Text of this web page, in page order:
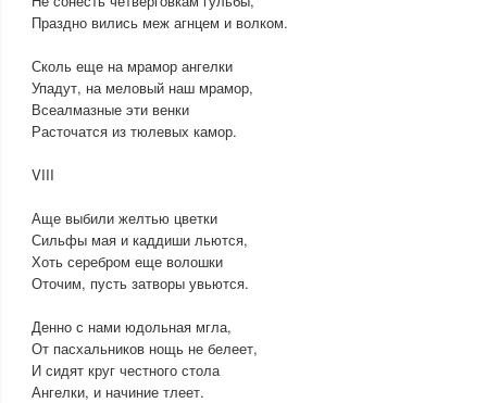
Праздно вились меж агнцем и волком.
Сколь еще на мрамор ангелки
Упадут, на меловый наш мрамор,
Всеалмазные эти венки
Расточатся из тюлевых камор.
VIII
Аще выбили желтью цветки
Сильфы мая и каддиши льются,
Хоть серебром еще волошки
Оточим, пусть затворы увьются.
Денно с нами юдольная мгла,
От пасхальников нощь не белеет,
И сидят круг честного стола
Ангелки, и начиние тлеет.